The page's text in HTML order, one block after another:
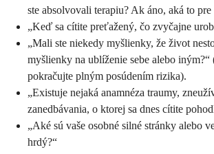
ste absolvovali terapiu? Ak áno, aká to
„Keď sa cítite preťažený, čo zvyčajne
„Mali ste niekedy myšlienky, že život
myšlienky na ublíženie sebe alebo
pokračujte plným posúdením rizika).
„Existuje nejaká anamnéza traumy,
zanedbávania, o ktorej sa dnes cítite
„Aké sú vaše osobné silné stránky alebo
hrdý?“